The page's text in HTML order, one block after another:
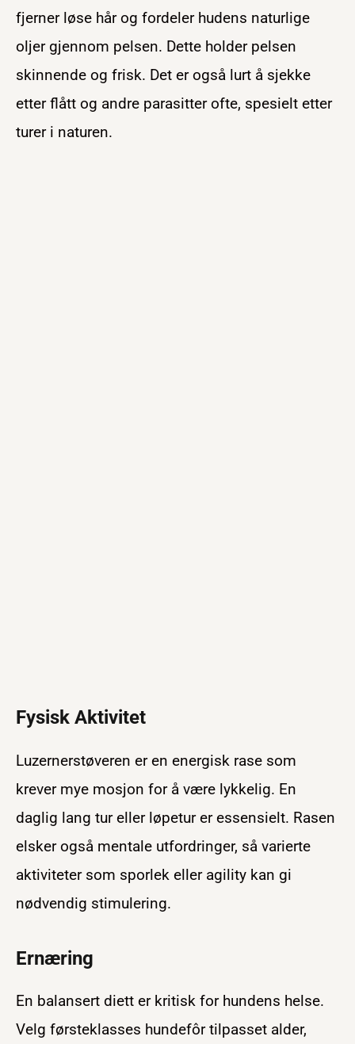
fjerner løse hår og fordeler hudens naturlige
oljer gjennom pelsen. Dette holder pelsen
skinnende og frisk. Det er også lurt å sjekke
etter flått og andre parasitter ofte, spesielt etter
turer i naturen.
Fysisk Aktivitet
Luzernerstøveren er en energisk rase som
krever mye mosjon for å være lykkelig. En
daglig lang tur eller løpetur er essensielt. Rasen
elsker også mentale utfordringer, så varierte
aktiviteter som sporlek eller agility kan gi
nødvendig stimulering.
Ernæring
En balansert diett er kritisk for hundens helse.
Velg førsteklasses hundefôr tilpasset alder,